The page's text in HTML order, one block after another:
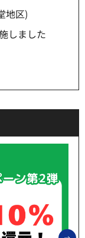
地区)
しました